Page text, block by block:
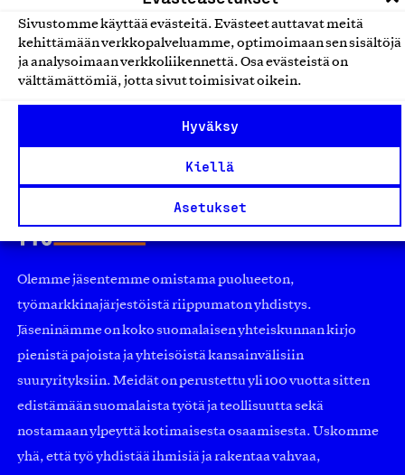
Sivustomme käyttää evästeitä. Evästeet auttavat meitä
kehittämään verkkopalveluamme, optimoimaan sen sisältöjä
ja analysoimaan verkkoliikennettä. Osa evästeistä on
välttämättömiä, jotta sivut toimisivat oikein.
Hyväksy
Kiellä
Asetukset
omenasipsit
Sinikasvis Ky, Tuote
Juomat
Olemme jäsentemme omistama puolueeton,
työmarkkinajärjestöistä riippumaton yhdistys.
Jäseninämme on koko suomalaisen yhteiskunnan kirjo
pienistä pajoista ja yhteisöistä kansainvälisiin
suuryrityksiin. Meidät on perustettu yli 100 vuotta sitten
edistämään suomalaista työtä ja teollisuutta sekä
nostamaan ylpeyttä kotimaisesta osaamisesta. Uskomme
yhä, että työ yhdistää ihmisiä ja rakentaa vahvaa,